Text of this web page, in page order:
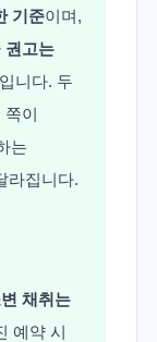
기준이며,
권고는
입니다. 두
쪽이
는
라집니다.
채취는
예약 시